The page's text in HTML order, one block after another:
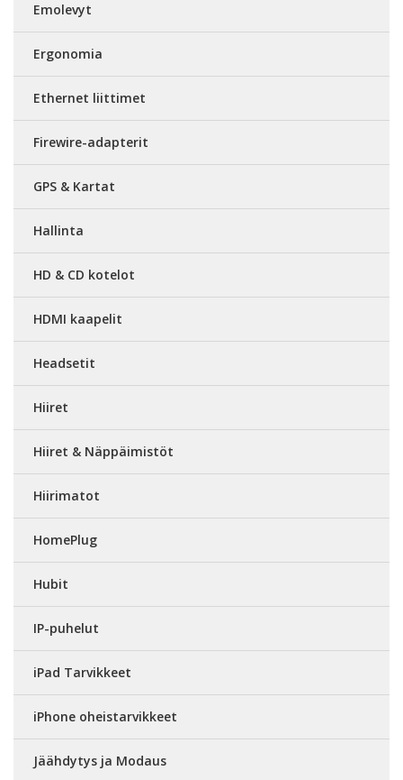
Emolevyt
Ergonomia
Ethernet liittimet
Firewire-adapterit
GPS & Kartat
Hallinta
HD & CD kotelot
HDMI kaapelit
Headsetit
Hiiret
Hiiret & Näppäimistöt
Hiirimatot
HomePlug
Hubit
IP-puhelut
iPad Tarvikkeet
iPhone oheistarvikkeet
Jäähdytys ja Modaus